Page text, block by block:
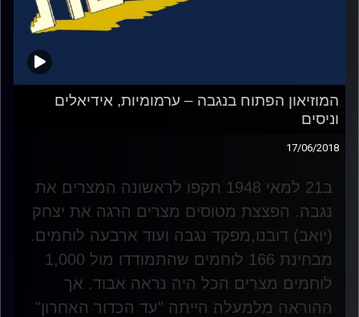
המוזיאון הפתוח בנגבה – ערמומיות, אידיאלים
וניסים
17/06/2018
ב21 למאי 1948 תקפו לראשונה המצרים את
נגבה. הפצצת מטוסים מצרים הרגה את יצחק
(יואב) דובנו,מפקד נגבה ועוד ארבעה לוחמים.
מבחינת 166 לוחמים שהתמודדו מול 1,000
לוחמים מצרים הכל היה נראה אבוד. אך
ההוראה מלמעלה הייתה "עד הכדור האחרון"